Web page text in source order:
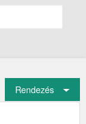
Rendezés